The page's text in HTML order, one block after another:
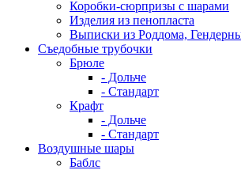
Коробки-сюрпризы с шарами
Изделия из пенопласта
Выписки из Роддома,
Съедобные трубочки
Брюле
- Дольче
- Стандарт
Крафт
- Дольче
- Стандарт
Воздушные шары
Баблс